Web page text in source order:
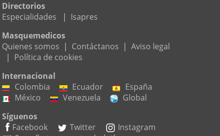
Directorios
Especialidades
| Isapres
Masquemedicos
Quienes somos | Contáctanos | Aviso legal
| Política de cookies
Internacional
Colombia
Ecuador
España
México
Venezuela
Global
Síguenos
Facebook
Twitter
Instagram